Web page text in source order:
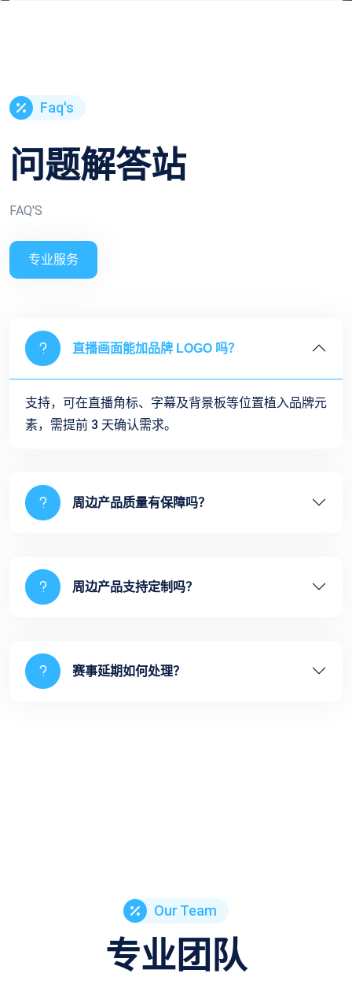
Faq's
问题解答站
FAQ'S
专业服务
直播画面能加品牌 LOGO 吗？
支持，可在直播角标、字幕及背景板等位置植入品牌元
素，需提前 3 天确认需求。
周边产品质量有保障吗？
周边产品支持定制吗？
赛事延期如何处理？
Our Team
专业团队